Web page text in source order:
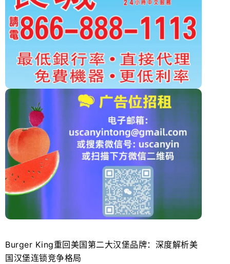
Burger King重回美国第二大汉堡品牌：深度解析美
国汉堡连锁竞争格局